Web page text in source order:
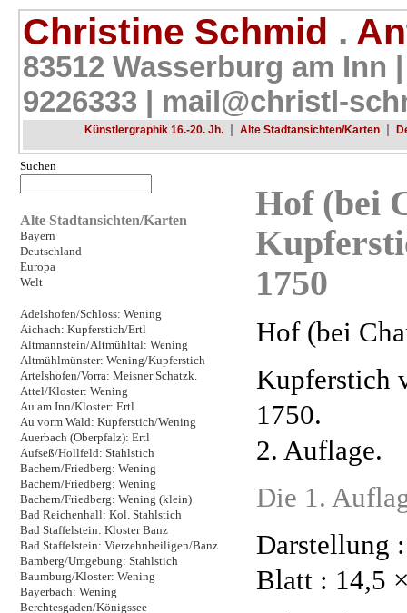
Christine Schmid .
83512 Wasserburg am Inn
9226333 | mail@christl-
Künstlergraphik 16.-20. Jh. | Alte Stadtansichten/Karten |
Suchen
Alte Stadtansichten/Karten
Bayern
Deutschland
Europa
Welt
Adelshofen/Schloss: Wening
Aichach: Kupferstich/Ertl
Altmannstein/Altmühltal: Wening
Altmühlmünster: Wening/Kupferstich
Artelshofen/Vorra: Meisner Schatzk.
Attel/Kloster: Wening
Au am Inn/Kloster: Ertl
Au vorm Wald: Kupferstich/Wening
Auerbach (Oberpfalz): Ertl
Aufseß/Hollfeld: Stahlstich
Bachern/Friedberg: Wening
Bachern/Friedberg: Wening
Bachern/Friedberg: Wening (klein)
Bad Reichenhall: Kol. Stahlstich
Bad Staffelstein: Kloster Banz
Bad Staffelstein: Vierzehnheiligen/Banz
Bamberg/Umgebung: Stahlstich
Baumburg/Kloster: Wening
Bayerbach: Wening
Berchtesgaden/Königssee
Hof (bei
1750
Hof (bei
Kupferstich
1750.
2. Auflage.
Die 1.
Darstellung
Blatt : 14,5